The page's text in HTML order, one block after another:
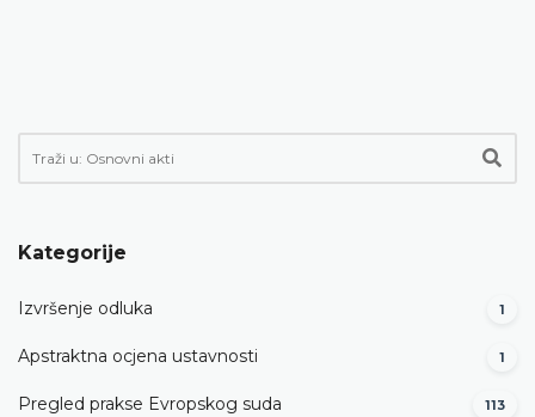
Kategorije
Izvršenje odluka 1
Apstraktna ocjena ustavnosti 1
Pregled prakse Evropskog suda 113